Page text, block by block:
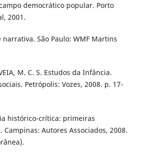
democrático popular. Porto
2001.
narrativa. São Paulo: WMF Martins
M. C. S. Estudos da Infância.
Petrópolis: Vozes, 2008. p. 17-
histórico-crítica: primeiras
Campinas: Autores Associados, 2008.